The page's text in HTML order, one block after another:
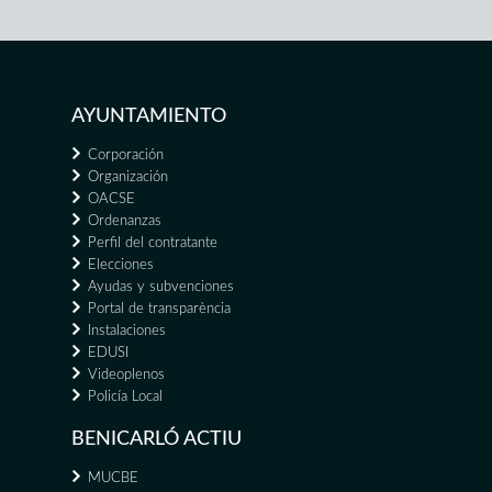
AYUNTAMIENTO
Corporación
Organización
OACSE
Ordenanzas
Perfil del contratante
Elecciones
Ayudas y subvenciones
Portal de transparència
Instalaciones
EDUSI
Videoplenos
Policía Local
BENICARLÓ ACTIU
MUCBE